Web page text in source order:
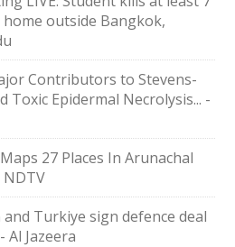
outside Bangkok,
Contributors to Stevens-
Toxic Epidermal Necrolysis... -
27 Places In Arunachal
NDTV
Turkiye sign defence deal
Jazeera